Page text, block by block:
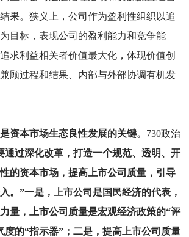
果。狭义上，公司作为盈利性组织以追
目标，表现公司的盈利能力和竞争能
求利益相关者价值最大化，体现价值创
顾过程和结果、内部与外部协调有机发
资本市场生态良性发展的关键。 730政治
通过深化改革，打造一个规范、透明、开
的资本市场，提高上市公司质量，引导
。”一是，上市公司是国民经济的代表，
量，上市公司质量是宏观经济政策的“评
度的“指示器”；二是，提高上市公司质量